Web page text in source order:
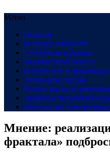
Меню
Главная
В сердце общества
Созидание и рынок
Финансовый компас
В пути: все о транспорте
Техно-революция
Рынок жилья в
Здоровье под
Инновации и
Мнение:
фрактала»